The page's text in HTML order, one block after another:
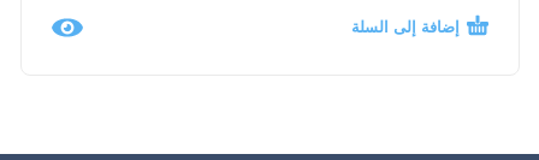
إضافة إلى السلة